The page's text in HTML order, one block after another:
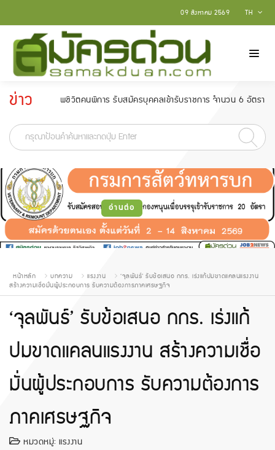
TH
09 สิงหาคม 2569
ข่าว
ประกาศ
คุณภาพชีวิตคนพิการ รับสมัครบุคคลเข้ารับราชการ จำนวน 6 อัตรา สมัครตั้งแ
-
อ่านต่อ
หน้าหลัก บทความ แรงงาน
‘จุลพันธ์’ รับข้อเสนอ กกร. เร่งแก้ปมขาดแคลนแรงงาน
สร้างความเชื่อมั่นผู้ประกอบการ รับความต้องการภาคเศรษฐกิจ
‘จุลพันธ์’ รับข้อเสนอ กกร. เร่งแก้
ปมขาดแคลนแรงงาน สร้างความเชื่อ
มั่นผู้ประกอบการ รับความต้องการ
ภาคเศรษฐกิจ
หมวดหมู่: แรงงาน